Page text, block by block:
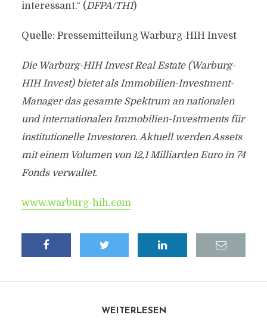
interessant.“ (DFPA/TH1)
Quelle: Pressemitteilung Warburg-HIH Invest
Die Warburg-HIH Invest Real Estate (Warburg-
HIH Invest) bietet als Immobilien-Investment-
Manager das gesamte Spektrum an nationalen
und internationalen Immobilien-Investments für
institutionelle Investoren. Aktuell werden Assets
mit einem Volumen von 12,1 Milliarden Euro in 74
Fonds verwaltet.
www.warburg-hih.com
WEITERLESEN